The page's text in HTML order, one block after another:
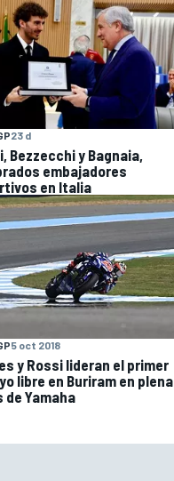
23 d
Bezzecchi y Bagnaia,
embajadores
en Italia
5 oct 2018
y Rossi lideran el primer
libre en Buriram en plena
de Yamaha